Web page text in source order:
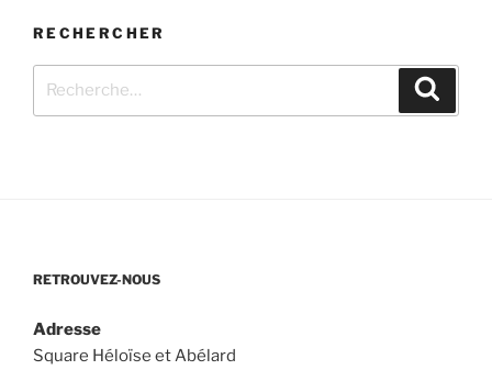
RECHERCHER
RETROUVEZ-NOUS
Adresse
Square Héloïse et Abélard